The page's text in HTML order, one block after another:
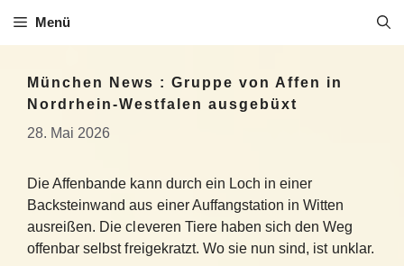
Inhalt
Menü
München News : Gruppe von Affen in
Nordrhein-Westfalen ausgebüxt
28. Mai 2026
Die Affenbande kann durch ein Loch in einer
Backsteinwand aus einer Auffangstation in Witten
ausreißen. Die cleveren Tiere haben sich den Weg
offenbar selbst freigekratzt. Wo sie nun sind, ist unklar.